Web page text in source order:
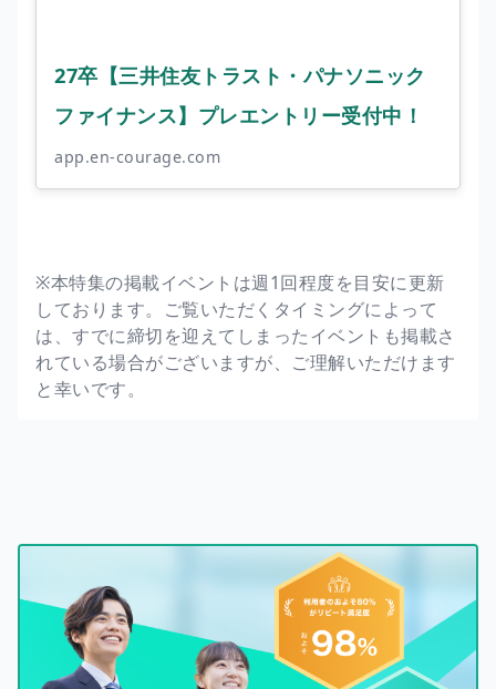
27卒【三井住友トラスト・パナソニック
ファイナンス】プレエントリー受付中！
app.en-courage.com
※本特集の掲載イベントは週1回程度を目安に更新
しております。ご覧いただくタイミングによって
は、すでに締切を迎えてしまったイベントも掲載さ
れている場合がございますが、ご理解いただけます
と幸いです。